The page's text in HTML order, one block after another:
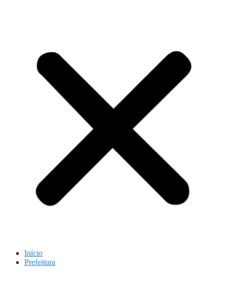
Início
Prefeitura